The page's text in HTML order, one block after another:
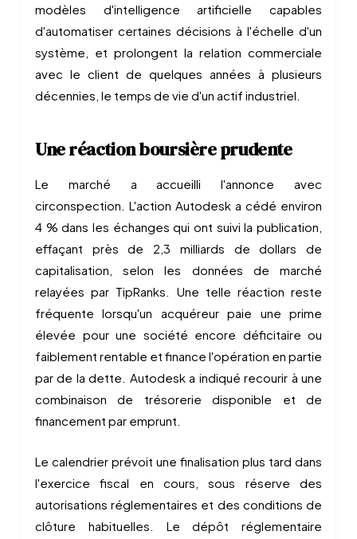
modèles d'intelligence artificielle capables
d'automatiser certaines décisions à l'échelle d'un
système, et prolongent la relation commerciale
avec le client de quelques années à plusieurs
décennies, le temps de vie d'un actif industriel.
Une réaction boursière prudente
Le marché a accueilli l'annonce avec
circonspection. L'action Autodesk a cédé environ
4 % dans les échanges qui ont suivi la publication,
effaçant près de 2,3 milliards de dollars de
capitalisation, selon les données de marché
relayées par TipRanks. Une telle réaction reste
fréquente lorsqu'un acquéreur paie une prime
élevée pour une société encore déficitaire ou
faiblement rentable et finance l'opération en partie
par de la dette. Autodesk a indiqué recourir à une
combinaison de trésorerie disponible et de
financement par emprunt.
Le calendrier prévoit une finalisation plus tard dans
l'exercice fiscal en cours, sous réserve des
autorisations réglementaires et des conditions de
clôture habituelles. Le dépôt réglementaire